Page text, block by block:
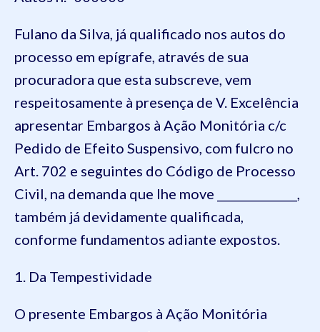
Fulano da Silva, já qualificado nos autos do
processo em epígrafe, através de sua
procuradora que esta subscreve, vem
respeitosamente à presença de V. Excelência
apresentar Embargos à Ação Monitória c/c
Pedido de Efeito Suspensivo, com fulcro no
Art. 702 e seguintes do Código de Processo
Civil, na demanda que lhe move ______________,
também já devidamente qualificada,
conforme fundamentos adiante expostos.
1. Da Tempestividade
O presente Embargos à Ação Monitória